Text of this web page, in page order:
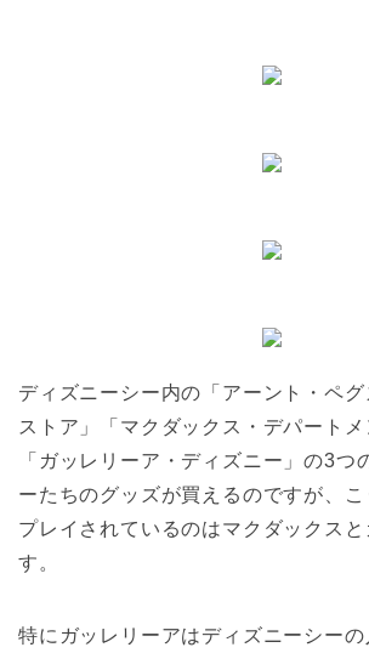
ディズニーシー内の「アーント・ペ
ストア」「マクダックス・デパートメ
「ガッレリーア・ディズニー」の3つ
ーたちのグッズが買えるのですが、こ
プレイされているのはマクダックス
す。
特にガッレリーアはディズニーシー